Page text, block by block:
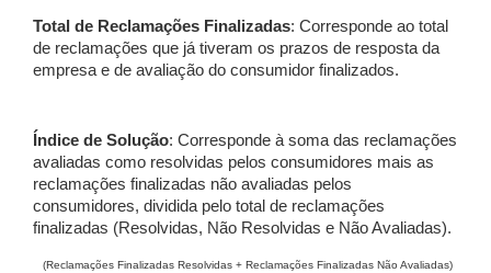
Total de Reclamações Finalizadas: Corresponde ao total
de reclamações que já tiveram os prazos de resposta da
empresa e de avaliação do consumidor finalizados.
Índice de Solução: Corresponde à soma das reclamações
avaliadas como resolvidas pelos consumidores mais as
reclamações finalizadas não avaliadas pelos
consumidores, dividida pelo total de reclamações
finalizadas (Resolvidas, Não Resolvidas e Não Avaliadas).
(Reclamações Finalizadas Resolvidas + Reclamações Finalizadas Não Avaliadas)